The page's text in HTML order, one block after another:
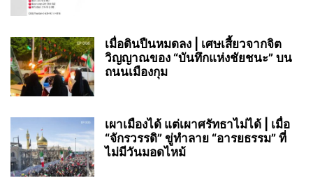
เมื่อดินปืนหมดลง | เศษเสี้ยวจากจิต
วิญญาณของ “บันทึกแห่งชัยชนะ” บน
ถนนเมืองกุม
เผาเมืองได้ แต่เผาศรัทธาไม่ได้ | เมื่อ
“จักรวรรดิ” ขู่ทำลาย “อารยธรรม” ที่
ไม่มีวันมอดไหม้